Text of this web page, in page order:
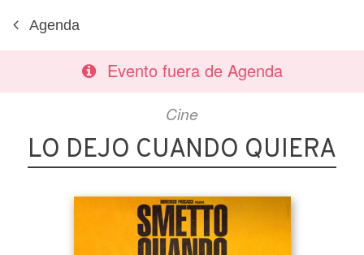
Agenda
Evento fuera de Agenda
Cine
LO DEJO CUANDO QUIERA